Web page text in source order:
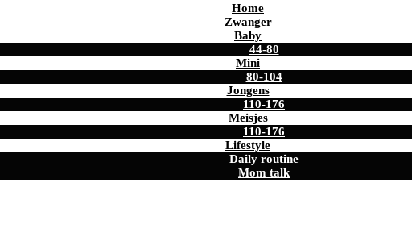
Home
Zwanger
Baby
44-80
Mini
80-104
Jongens
110-176
Meisjes
110-176
Lifestyle
Daily routine
Mom talk